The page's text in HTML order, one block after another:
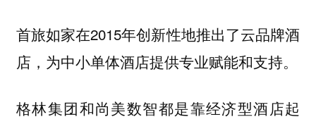
首旅如家在2015年创新性地推出了云品牌酒
店，为中小单体酒店提供专业赋能和支持。
格林集团和尚美数智都是靠经济型酒店起